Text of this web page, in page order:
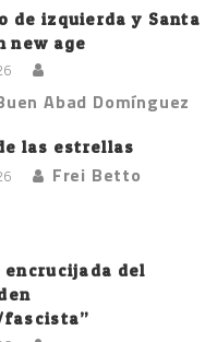
de izquierda y Santa
new age
Abad Domínguez
las estrellas
Frei Betto
encrucijada del